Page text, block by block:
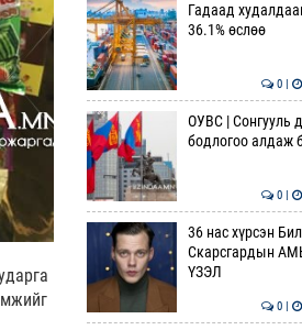
Гадаад
36.1% өслөө
0 |
ОУВС | Сонгууль
бодлогоо алдаж
0 |
36 нас хүрсэн
Скарсгардын
ҮЗЭЛ
0 |